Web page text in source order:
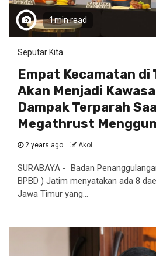
1 min read
Seputar Kita
Empat Kecamatan di
Akan Menjadi
Dampak Terparah
Megathrust
2 years ago Akol
SURABAYA - Badan
BPBD ) Jatim menyatakan ada 8
Jawa Timur yang...